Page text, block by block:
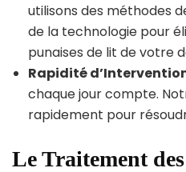
utilisons des méthodes
de la technologie pour
punaises de lit de votre
Rapidité
chaque jour compte.
rapidement pour
Le Traitement